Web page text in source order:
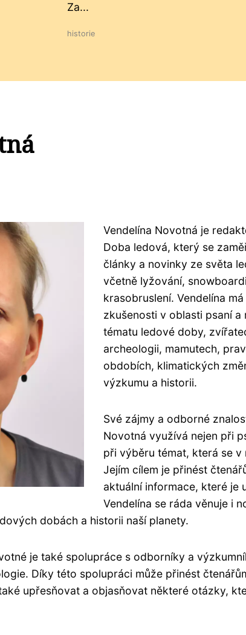
Za...
historie
Vendelína Novotná je
Doba ledová, který se
články a novinky ze světa
včetně lyžování,
krasobruslení. Vendelína
zkušenosti v oblasti psaní
tématu ledové doby,
archeologii, mamutech,
obdobích, klimatických
výzkumu a historii.
Své zájmy a odborné
Novotná využívá nejen při
při výběru témat, která se v
Jejím cílem je přinést
aktuální informace, které je
Vendelína se ráda věnuje i
dobách a historii naší planety.
je také spolupráce s odborníky a
Díky této spolupráci může přinést
upřesňovat a objasňovat některé otázky,